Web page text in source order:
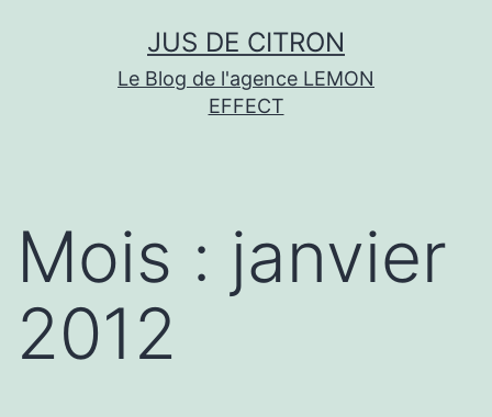
JUS DE CITRON
Le Blog de l'agence LEMON
EFFECT
Mois : janvier
2012